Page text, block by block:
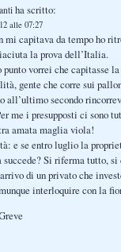
ha scritto:
alle 07:27
mi capitava da tempo ho
la prova dell’Italia.
punto vorrei che capitasse
gente che corre sui
all’ultimo secondo
me i presupposti ci sono
amata maglia viola!
e se entro luglio la
succede? Si riferma tutto,
di un privato che
interloquire con la